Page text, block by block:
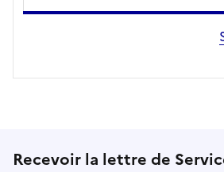
Recevoir la lettre de